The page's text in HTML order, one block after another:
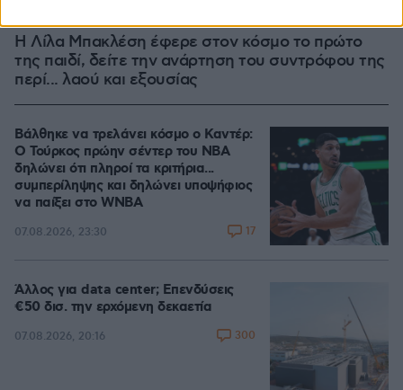
Η Λίλα Μπακλέση έφερε στον κόσμο το πρώτο
της παιδί, δείτε την ανάρτηση του συντρόφου της
περί... λαού και εξουσίας
Βάλθηκε να τρελάνει κόσμο ο Καντέρ:
Ο Τούρκος πρώην σέντερ του NBA
δηλώνει ότι πληροί τα κριτήρια...
συμπερίληψης και δηλώνει υποψήφιος
να παίξει στο WNBA
07.08.2026, 23:30 17
Άλλος για data center; Επενδύσεις
€50 δισ. την ερχόμενη δεκαετία
07.08.2026, 20:16 300